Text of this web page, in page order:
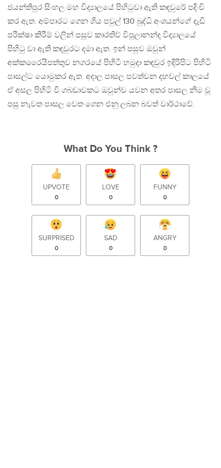
ජයන්තිපුර සිංහල මහ විද්‍යාලයේ පිහිටුවා ඇති කඳවුරේ පදිංචි
කර ඇත. අම්පාරට ගෙන ගිය පවුල් 130 බුද්ධි අංශයන්ගේ දැඩි
පරීක්ෂා කිරීම් වලින් පසුව කාරතිව් විපුලානන්ද විද්‍යාලයේ
පිහිටු වා ඇති කඳවුරට දමා ඇත. ඉන් පසුව ඔවුන්
අක්කරෛයිපත්තුව නගරයේ පිහිටි හමුදා කඳවුර ඉදිරිපිට පිහිටි
පාසල්ට යොමුකර ඇත. අදාල පාසල පවත්වන දහවල් කාලයේ
ඒ අසල පිහිටි වී ගබඩාවකට ඔවුන්ව යවන අතර පාසල නිම වූ
පසු නැවත පාසල වෙත ගෙන එනු ලබන බවත් වාර්ථාවේ.
What Do You Think ?
UPVOTE
0
LOVE
0
FUNNY
0
SURPRISED
0
SAD
0
ANGRY
0